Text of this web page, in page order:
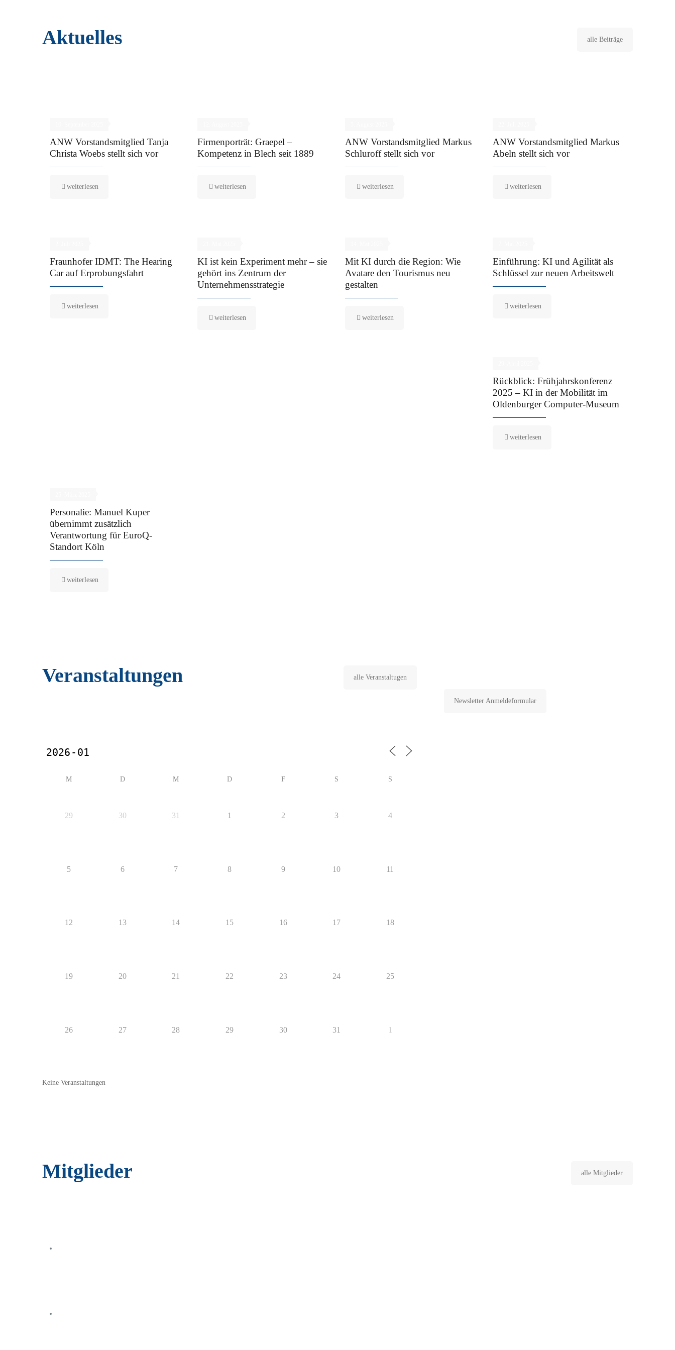
Aktuelles alle Beiträge
ANW Vorstandsmitglied Tanja
Christa Woebs stellt sich vor
weiterlesen
Firmenporträt: Graepel –
Kompetenz in Blech seit 1889
weiterlesen
ANW Vorstandsmitglied Markus
Schluroff stellt sich vor
weiterlesen
ANW Vorstandsmitglied Markus
Abeln stellt sich vor
weiterlesen
Fraunhofer IDMT: The Hearing
Car auf Erprobungsfahrt
weiterlesen
KI ist kein Experiment mehr – sie
gehört ins Zentrum der
Unternehmensstrategie
weiterlesen
Mit KI durch die Region: Wie
Avatare den Tourismus neu
gestalten
weiterlesen
Einführung: KI und Agilität als
Schlüssel zur neuen Arbeitswelt
weiterlesen
Rückblick: Frühjahrskonferenz
2025 – KI in der Mobilität im
Oldenburger Computer-Museum
weiterlesen
Personalie: Manuel Kuper
übernimmt zusätzlich
Verantwortung für EuroQ-
Standort Köln
weiterlesen
Veranstaltungen alle Veranstaltugen
M D M D F S S
29 30 31 1 2 3 4
5 6 7 8 9 10 11
12 13 14 15 16 17 18
19 20 21 22 23 24 25
26 27 28 29 30 31 1
Keine Veranstaltungen
Newsletter Anmeldeformular
Mitglieder alle Mitglieder